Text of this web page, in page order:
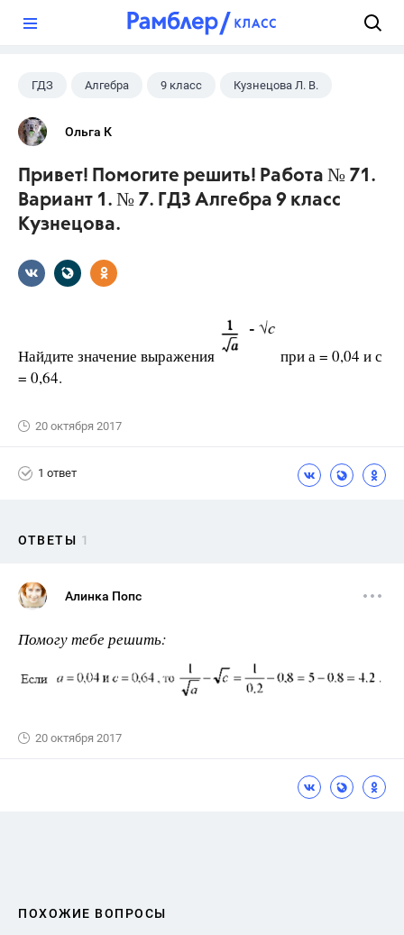
ГДЗ Алгебра 9 класс Кузнецова Л. В.
Ольга К
Привет! Помогите решить! Работа № 71.
Вариант 1. № 7. ГДЗ Алгебра 9 класс
Кузнецова.
Найдите значение выражения
при а = 0,04 и с
= 0,64.
20 октября 2017
1 ответ
ОТВЕТЫ 1
Алинка Попс
Помогу тебе решить:
20 октября 2017
ПОХОЖИЕ ВОПРОСЫ